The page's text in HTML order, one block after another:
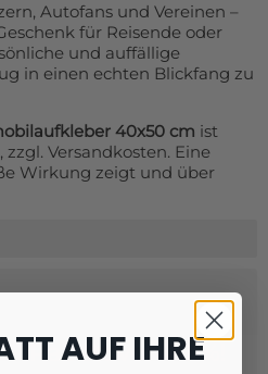
Autofans und Vereinen –
für Reisende oder
und auffällige
in einen echten Blickfang zu
40x50 cm ist
Versandkosten. Eine
Wirkung zeigt und über
Newsletter
Rabatt von 10 %!
AUF IHRE